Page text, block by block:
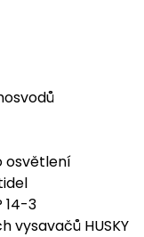
osvětlení
14-3
HUSKY